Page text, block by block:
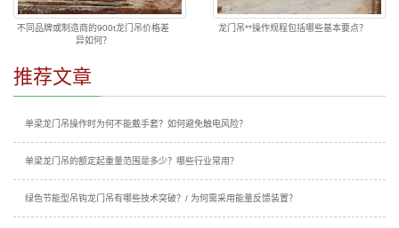
不同品牌或制造商的900t龙门吊价格差
异如何？
龙门吊**操作规程包括哪些基本要点？
推荐文章
单梁龙门吊操作时为何不能戴手套？如何避免触电风险？
单梁龙门吊的额定起重量范围是多少？哪些行业常用？
绿色节能型吊钩龙门吊有哪些技术突破？/ 为何需采用能量反馈装置？